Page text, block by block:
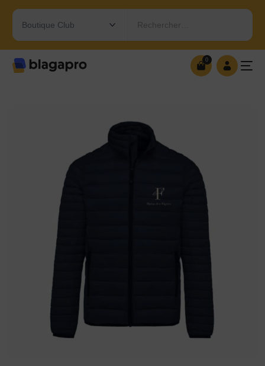
Rechercher…
0